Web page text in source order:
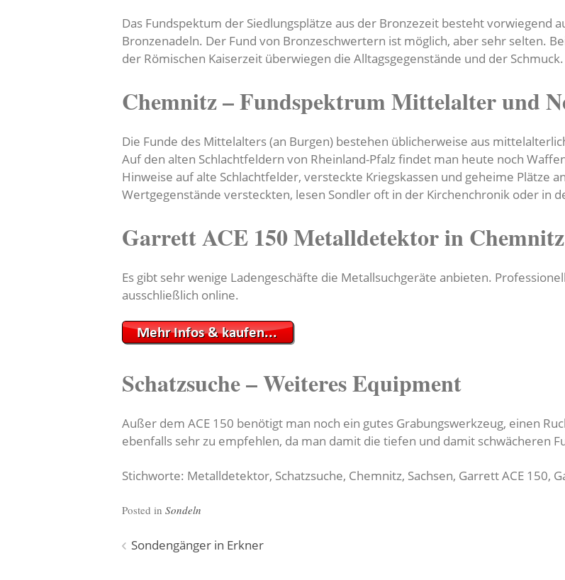
Das Fundspektum der Siedlungsplätze aus der Bronzezeit besteht vorwiegend
Bronzenadeln. Der Fund von Bronzeschwertern ist möglich, aber sehr selten.
der Römischen Kaiserzeit überwiegen die Alltagsgegenstände und der Schmuck.
Chemnitz – Fundspektrum Mittelalter und
Die Funde des Mittelalters (an Burgen) bestehen üblicherweise aus
Auf den alten Schlachtfeldern von Rheinland-Pfalz findet man heute noch
Hinweise auf alte Schlachtfelder, versteckte Kriegskassen und geheime Plätze
Wertgegenstände versteckten, lesen Sondler oft in der Kirchenchronik oder in
Garrett ACE 150 Metalldetektor in
Es gibt sehr wenige Ladengeschäfte die Metallsuchgeräte anbieten.
ausschließlich online.
Schatzsuche – Weiteres Equipment
Außer dem ACE 150 benötigt man noch ein gutes Grabungswerkzeug, einen
ebenfalls sehr zu empfehlen, da man damit die tiefen und damit schwächeren
Stichworte: Metalldetektor, Schatzsuche, Chemnitz, Sachsen, Garrett ACE 150,
Posted in Sondeln
Beitragsnavigation
Sondengänger in Erkner